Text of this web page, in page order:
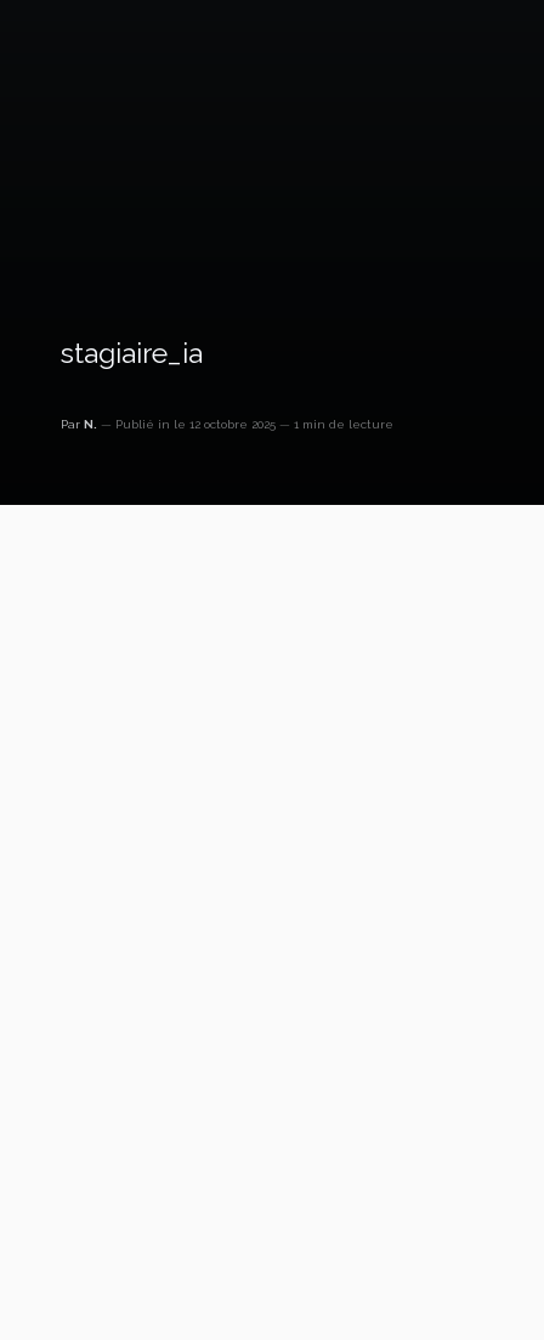
stagiaire_ia
Par N. Publié in le 12 octobre 2025 1 min de lecture